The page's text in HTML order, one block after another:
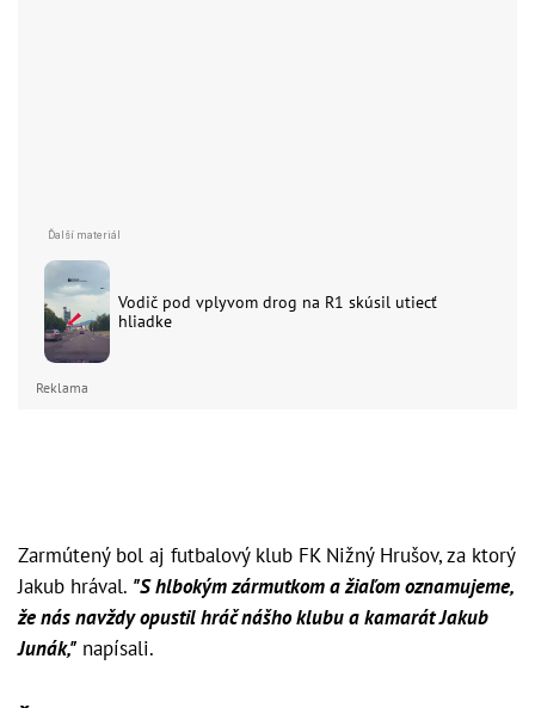
Vodič pod vplyvom drog na R1 skúsil utiecť
hliadke
Reklama
Zarmútený bol aj futbalový klub FK Nižný Hrušov, za ktorý
Jakub hrával. "S hlbokým zármutkom a žiaľom oznamujeme,
že nás navždy opustil hráč nášho klubu a kamarát Jakub
Junák," napísali.